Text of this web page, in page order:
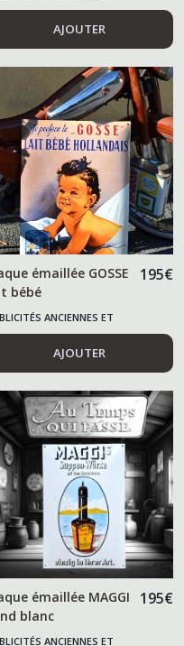
AJOUTER
émaillée GOSSE
bébé
195€
ANCIENNES ET
AJOUTER
émaillée MAGGI
blanc
195€
ANCIENNES ET